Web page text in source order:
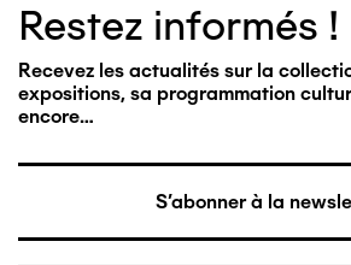
Restez informés !
Recevez les actualités sur la
expositions, sa programmation
encore…
S'abonner à la